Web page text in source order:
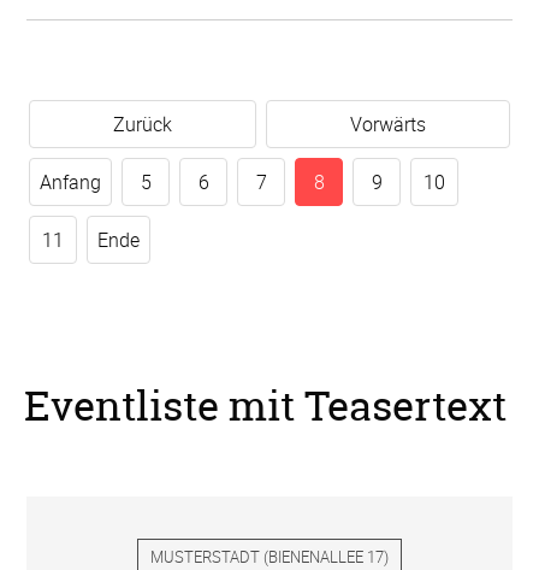
Zurück Vorwärts
Anfang 5 6 7 8 9 10
11 Ende
Eventliste mit Teasertext
MUSTERSTADT (BIENENALLEE 17)